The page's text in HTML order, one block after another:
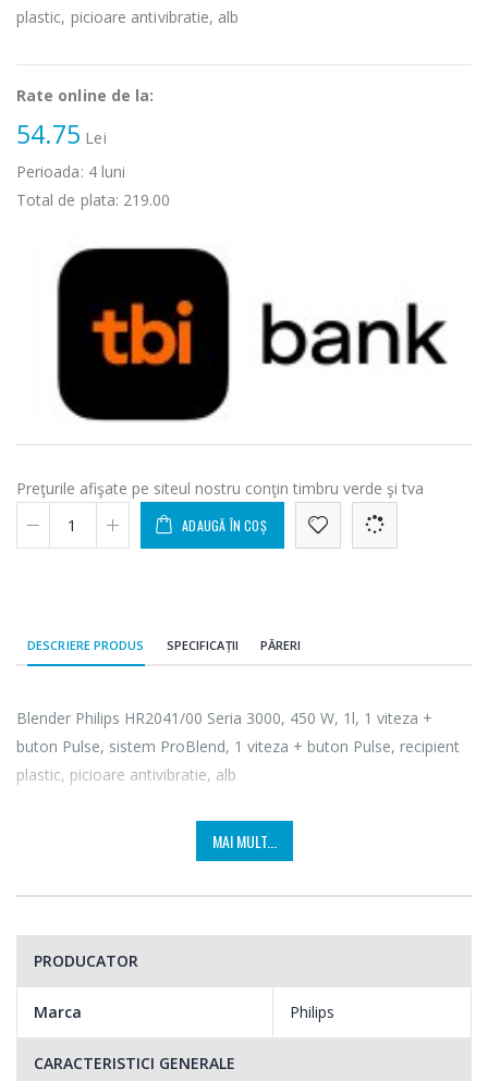
plastic, picioare antivibratie, alb
Rate online de la:
54.75 Lei
Perioada: 4luni
Total de plata: 219.00
Preţurile afişate pe siteul nostru conţin timbru verde şi tva
ADAUGĂ ÎN COȘ
DESCRIERE PRODUS SPECIFICAȚII PĂRERI
Blender Philips HR2041/00 Seria 3000, 450 W, 1l, 1 viteza +
buton Pulse, sistem ProBlend, 1 viteza + buton Pulse, recipient
plastic, picioare antivibratie, alb
MAI MULT...
PRODUCATOR
Marca Philips
CARACTERISTICI GENERALE